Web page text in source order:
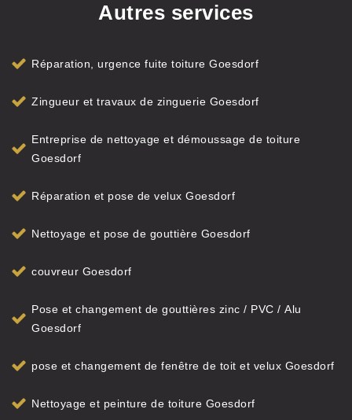
Autres services
Réparation, urgence fuite toiture Goesdorf
Zingueur et travaux de zinguerie Goesdorf
Entreprise de nettoyage et démoussage de toiture
Goesdorf
Réparation et pose de velux Goesdorf
Nettoyage et pose de gouttière Goesdorf
couvreur Goesdorf
Pose et changement de gouttières zinc / PVC / Alu
Goesdorf
pose et changement de fenêtre de toit et velux Goesdorf
Nettoyage et peinture de toiture Goesdorf